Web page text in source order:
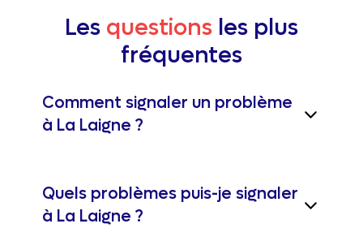
Les questions les plus
fréquentes
Comment signaler un problème
à La Laigne ?
Quels problèmes puis-je signaler
à La Laigne ?